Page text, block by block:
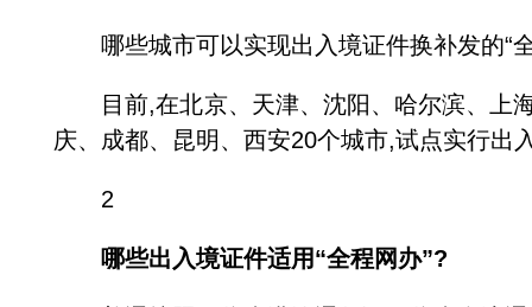
哪些城市可以实现出入境证件换补发的“
目前,在北京、天津、沈阳、哈尔滨、上海
庆、成都、昆明、西安20个城市,试点实行出
2
哪些出入境证件适用“全程网办”?